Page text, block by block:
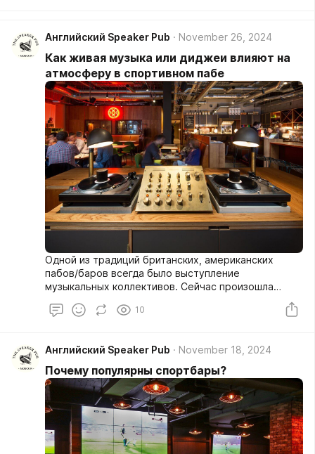
Английский Speaker Pub November 26, 2024
Как живая музыка или диджеи влияют на
атмосферу в спортивном пабе
Одной из традиций британских, американских
пабов/баров всегда было выступление
музыкальных коллективов. Сейчас произошла
заведениях можно запросто встретить ди-джея и
очень известные работники пульта и вертушки.
10
Английский Speaker Pub November 18, 2024
Почему популярны спортбары?